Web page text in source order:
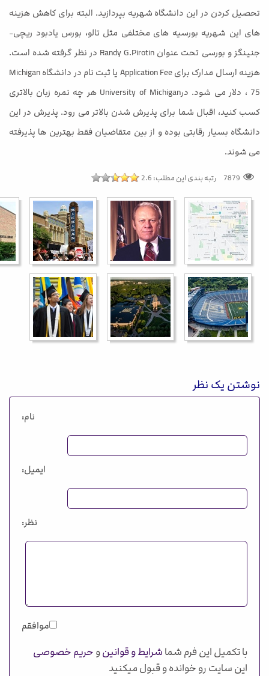
تحصیل کردن در این دانشگاه شهریه بپردازید. البته برای کاهش هزینه
های این شهریه بورسیه های مختلفی مثل تالو، بورس یادبود ریچی-
جنینگز و بورسی تحت عنوان Randy G.Pirotin در نظر گرفته شده است.
هزینه ارسال مدارک برای Application Fee یا ثبت نام در دانشگاه Michigan
، 75 دلار می شود. درUniversity of Michigan هر چه نمره زبان بالاتری
کسب کنید، اقبال شما برای پذیرش شدن بالاتر می رود. پذیرش در این
دانشگاه بسیار رقابتی بوده و از بین متقاضیان فقط بهترین ها پذیرفته
می شوند.
7879 رتبه بندی این مطلب: 2.6
نوشتن یک نظر
نام:
ایمیل:
نظر:
موافقم
با تکمیل این فرم شما شرایط و قوانینو حریم خصوصی
این سایت رو خوانده و قبول میکنید